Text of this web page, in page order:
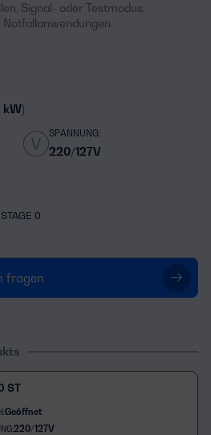
Signal- oder Testmodus.
kW)
SPANNUNG:
220/127V
0
fragen
ST
Geöffnet
220/127V